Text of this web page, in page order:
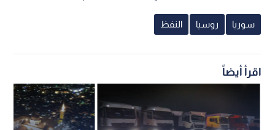
سوريا روسيا النفظ
اقرأ أيضاً